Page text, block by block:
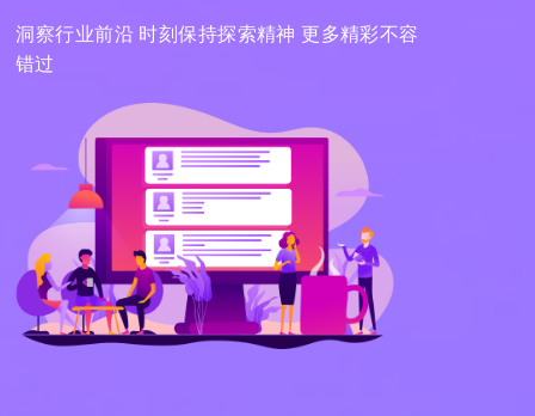
洞察行业前沿 时刻保持探索精神 更多精彩不容
错过